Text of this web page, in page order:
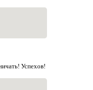
Успехов!